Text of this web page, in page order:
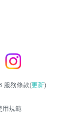
服務條款(更新)
用規範